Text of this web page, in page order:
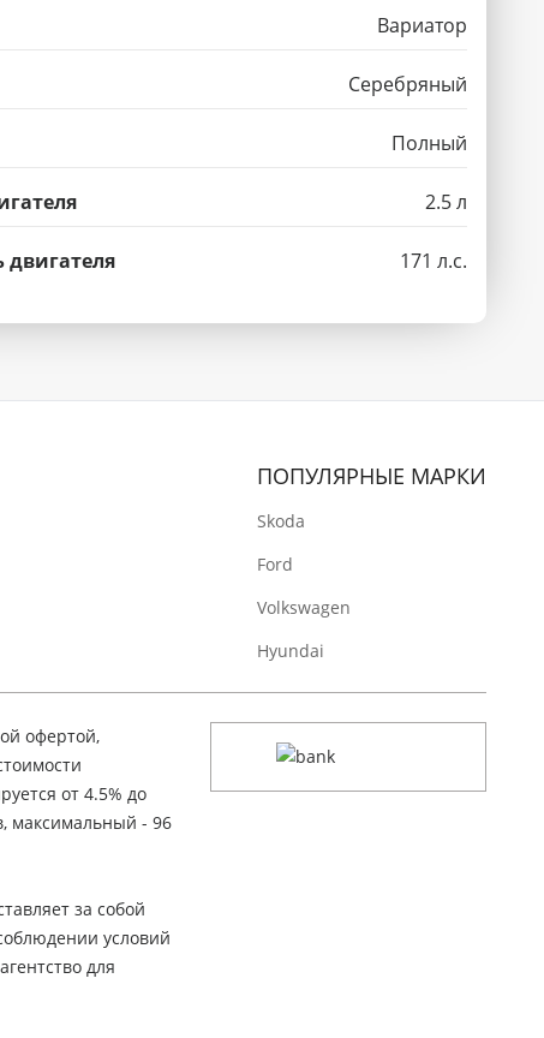
Вариатор
Серебряный
Полный
2.5 л
171 л.с.
ПОПУЛЯРНЫЕ МАРКИ
Skoda
Ford
Volkswagen
Hyundai
офертой,
от 4.5% до
максимальный - 96
за собой
условий
для